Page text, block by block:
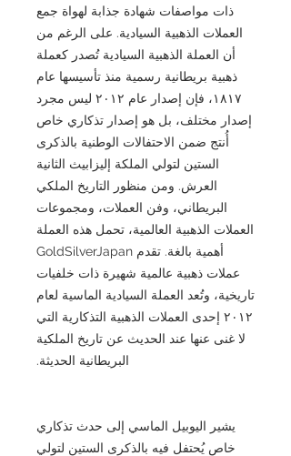
ذات مواصفات شهادة جذابة لهواة جمع
العملات الذهبية السيادية. على الرغم من
أن العملة الذهبية السيادية تُصدر كعملة
ذهبية بريطانية رسمية منذ تأسيسها عام
١٨١٧، فإن إصدار عام ٢٠١٢ ليس مجرد
إصدار مختلف، بل هو إصدار تذكاري خاص
أُنتج ضمن الاحتفالات الوطنية بالذكرى
الستين لتولي الملكة إليزابيث الثانية
العرش. ومن منظور التاريخ الملكي
البريطاني، وفن العملات، ومجموعات
العملات الذهبية العالمية، تحمل هذه العملة
أهمية بالغة. تقدم GoldSilverJapan
عملات ذهبية عالمية شهيرة ذات خلفيات
تاريخية، وتُعد العملة السيادية الماسية لعام
٢٠١٢ إحدى العملات الذهبية التذكارية التي
لا غنى عنها عند الحديث عن تاريخ الملكية
البريطانية الحديثة.
يشير اليوبيل الماسي إلى حدث تذكاري
خاص يُحتفل فيه بالذكرى الستين لتولي